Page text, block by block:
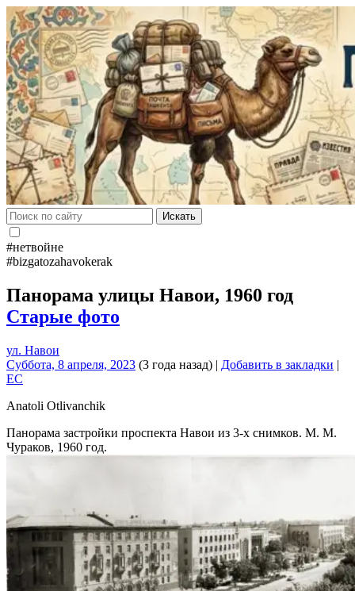
Искать
#нетвойне
#bizgatozahavokerak
Панорама улицы Навои, 1960 год
Старые фото
ул. Навои
Суббота, 8 апреля, 2023 (3 года назад) | Добавить в закладки |
EC
Anatoli Otlivanchik
Панорама застройки проспекта Навои из 3-х снимков. М. М.
Чураков, 1960 год.